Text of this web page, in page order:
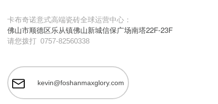
卡布奇诺意式高端瓷砖全球运营中心：
佛山市顺德区乐从镇佛山新城信保广场南塔22F-23F
请您拨打 0757-82560338
kevin@foshanmaxglory.com